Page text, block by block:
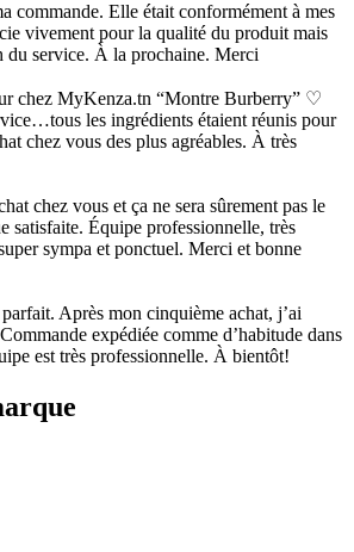
commande. Elle était conformément à mes
vivement pour la qualité du produit mais
du service. À la prochaine. Merci
chez MyKenza.tn “Montre Burberry” ♡
les ingrédients étaient réunis pour
chez vous des plus agréables. À très
chez vous et ça ne sera sûrement pas le
satisfaite. Équipe professionnelle, très
sympa et ponctuel. Merci et bonne
Après mon cinquième achat, j’ai
expédiée comme d’habitude dans
est très professionnelle. À bientôt!